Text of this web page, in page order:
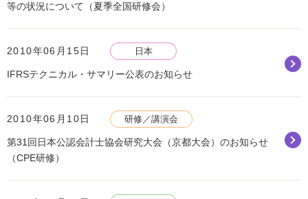
等の状況について（夏季全国研修会）
2010年06月15日 日本
IFRSテクニカル・サマリー公表のお知らせ
2010年06月10日 研修／講演会
第31回日本公認会計士協会研究大会（京都大会）のお知らせ
（CPE研修）